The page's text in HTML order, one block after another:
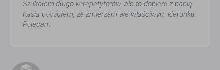
Szukałem długo korepetytorów, ale to dopiero z panią
Kasią poczułem, że zmierzam we właściwym kierunku.
Polecam